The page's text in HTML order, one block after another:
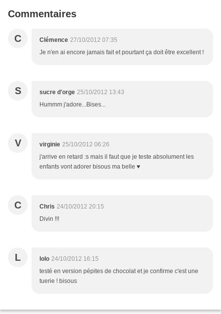
Commentaires
C Clémence 27/10/2012 07:35
Je n'en ai encore jamais fait et pourtant ça doit être excellent !
S sucre d'orge 25/10/2012 13:43
Hummm j'adore...Bises...
V virginie 25/10/2012 06:26
j'arrive en retard :s mais il faut que je teste absolument les
enfants vont adorer bisous ma belle ♥
C Chris 24/10/2012 20:15
Divin !!!
L lolo 24/10/2012 16:15
testé en version pépites de chocolat et je confirme c'est une
tuerie ! bisous